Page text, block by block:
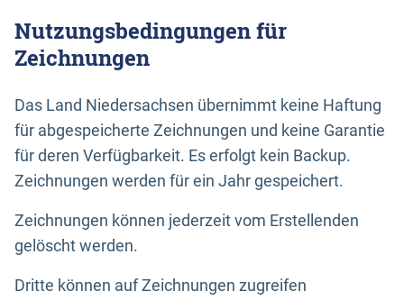
Nutzungsbedingungen für
Zeichnungen
Das Land Niedersachsen übernimmt keine Haftung
für abgespeicherte Zeichnungen und keine Garantie
für deren Verfügbarkeit. Es erfolgt kein Backup.
Zeichnungen werden für ein Jahr gespeichert.
Zeichnungen können jederzeit vom Erstellenden
gelöscht werden.
Dritte können auf Zeichnungen zugreifen